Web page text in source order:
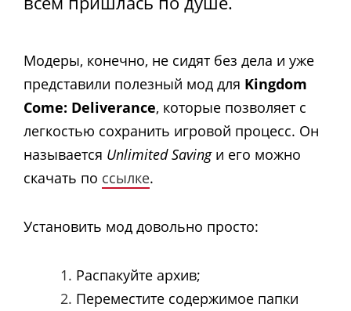
Модеры, конечно, не сидят без дела и уже
представили полезный мод для Kingdom
Come: Deliverance, которые позволяет с
легкостью сохранить игровой процесс. Он
называется Unlimited Savingи его можно
скачать по ссылке.
Установить мод довольно просто:
Распакуйте архив;
Переместите содержимое папки